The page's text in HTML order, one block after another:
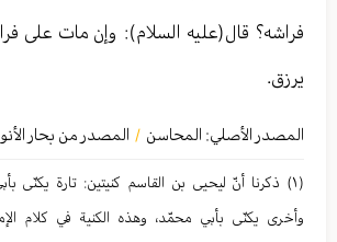
فراشه؟ قال(عليه السلام): وإن مات على
يرزق.
المصدر الأصلي: المحاسن / المصدر من بحار
(١) ذكرنا أنّ لیحیی بن القاسم كنیتین: تارة یكنّی
وأخری یكنّی بأبي محمّد، وهذه الكنیة في كلام